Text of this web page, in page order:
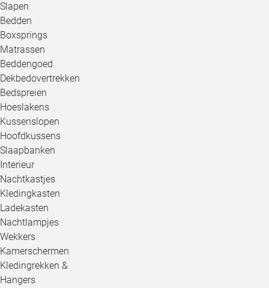
Slapen
Bedden
Boxsprings
Matrassen
Beddengoed
Dekbedovertrekken
Bedspreien
Hoeslakens
Kussenslopen
Hoofdkussens
Slaapbanken
Interieur
Nachtkastjes
Kledingkasten
Ladekasten
Nachtlampjes
Wekkers
Kamerschermen
Kledingrekken &
Hangers